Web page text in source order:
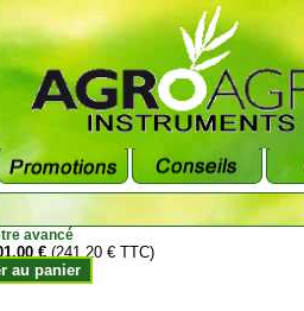
avancé
€ (241.20 € TTC)
au panier